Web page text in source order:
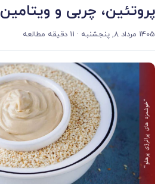
پروتئین، چربی و ویتامین
1405 مرداد 8, پنجشنبه · 11 دقیقه مطالعه